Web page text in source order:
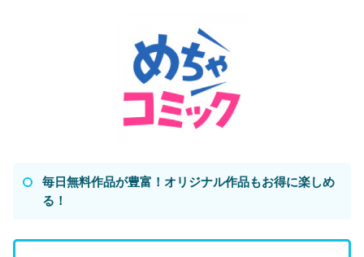
毎日無料作品が豊富！オリジナル作品もお得に楽しめ
る！